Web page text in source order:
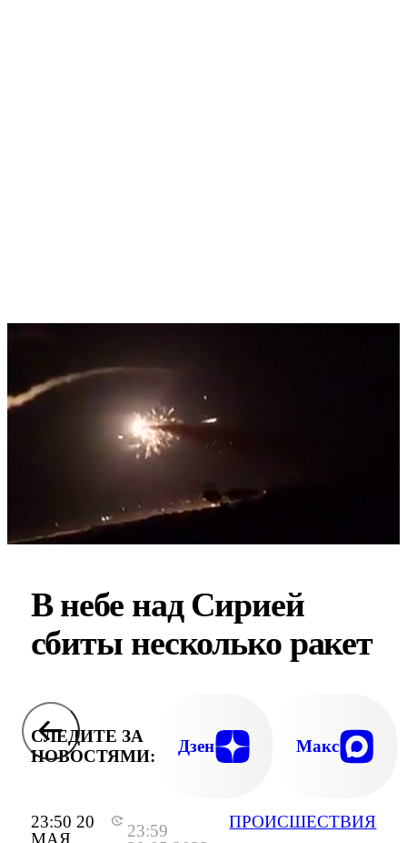
23:50 20
23:59
ПРОИСШЕСТВИЯ
В небе над Сирией
сбиты несколько ракет
СЛЕДИТЕ ЗА
НОВОСТЯМИ:
Дзен Макс